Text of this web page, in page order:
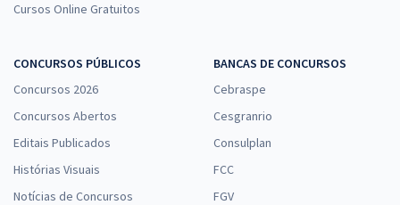
Cursos Online Gratuitos
CONCURSOS PÚBLICOS
Concursos 2026
Concursos Abertos
Editais Publicados
Histórias Visuais
Notícias de Concursos
BANCAS DE CONCURSOS
Cebraspe
Cesgranrio
Consulplan
FCC
FGV